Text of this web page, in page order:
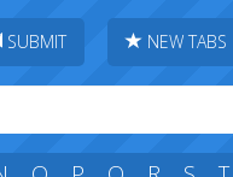
SUBMIT NEW TABS